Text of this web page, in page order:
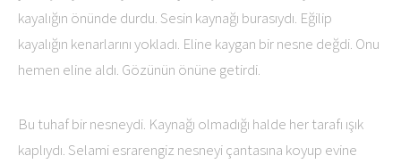
kayalığın önünde durdu. Sesin kaynağı burasıydı. Eğilip
kayalığın kenarlarını yokladı. Eline kaygan bir nesne değdi. Onu
hemen eline aldı. Gözünün önüne getirdi.
Bu tuhaf bir nesneydi. Kaynağı olmadığı halde her tarafı ışık
kaplıydı. Selami esrarengiz nesneyi çantasına koyup evine